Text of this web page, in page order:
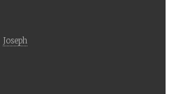
Joseph